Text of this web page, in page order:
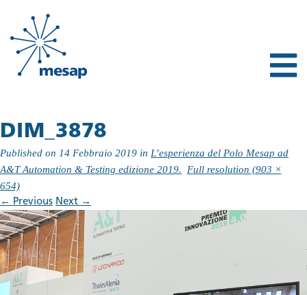
DIM_3878
Published on 14 Febbraio 2019 in L’esperienza del Polo Mesap ad
A&T Automation & Testing edizione 2019.
Full resolution (903 ×
654)
← Previous Next →